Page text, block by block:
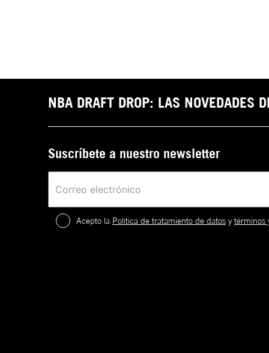
NBA DRAFT DROP: LAS NOVEDADES
Suscríbete a nuestro newsletter
Acepto la Política de tratamiento de datos ytérminos